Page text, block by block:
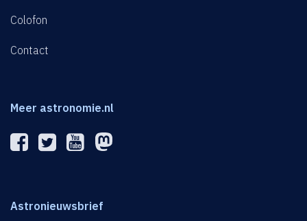
Colofon
Contact
Meer astronomie.nl
Astronieuwsbrief